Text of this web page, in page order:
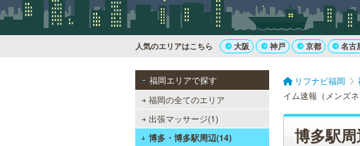
人気のエリアはこちら 大阪 神戸 京都 名古
福岡エリアで探す
福岡の全てのエリア
出張マッサージ(1)
博多・博多駅周辺(14)
リフナビ福岡
イム速報（メンズネ
博多駅